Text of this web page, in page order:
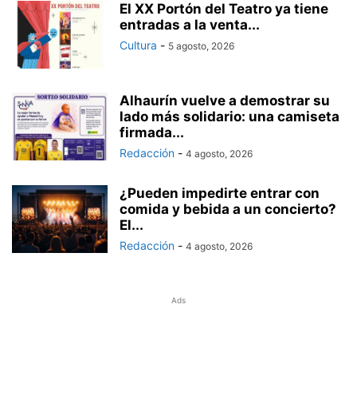
El XX Portón del Teatro ya tiene
entradas a la venta...
Cultura - 5 agosto, 2026
Alhaurín vuelve a demostrar su
lado más solidario: una camiseta
firmada...
Redacción - 4 agosto, 2026
¿Pueden impedirte entrar con
comida y bebida a un concierto?
El...
Redacción - 4 agosto, 2026
Ads